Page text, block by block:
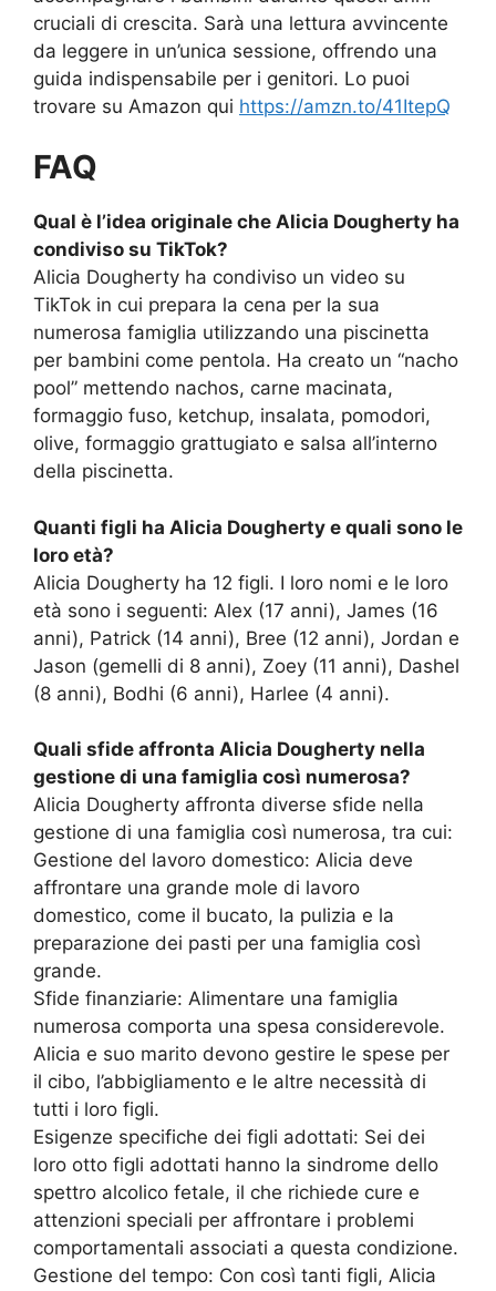
cruciali di crescita. Sarà una lettura avvincente
da leggere in un’unica sessione, offrendo una
guida indispensabile per i genitori. Lo puoi
trovare su Amazon qui https://amzn.to/41ItepQ
FAQ
Qual è l’idea originale che Alicia Dougherty ha
condiviso su TikTok?
Alicia Dougherty ha condiviso un video su
TikTok in cui prepara la cena per la sua
numerosa famiglia utilizzando una piscinetta
per bambini come pentola. Ha creato un “nacho
pool” mettendo nachos, carne macinata,
formaggio fuso, ketchup, insalata, pomodori,
olive, formaggio grattugiato e salsa all’interno
della piscinetta.
Quanti figli ha Alicia Dougherty e quali sono le
loro età?
Alicia Dougherty ha 12 figli. I loro nomi e le loro
età sono i seguenti: Alex (17 anni), James (16
anni), Patrick (14 anni), Bree (12 anni), Jordan e
Jason (gemelli di 8 anni), Zoey (11 anni), Dashel
(8 anni), Bodhi (6 anni), Harlee (4 anni).
Quali sfide affronta Alicia Dougherty nella
gestione di una famiglia così numerosa?
Alicia Dougherty affronta diverse sfide nella
gestione di una famiglia così numerosa, tra cui:
Gestione del lavoro domestico: Alicia deve
affrontare una grande mole di lavoro
domestico, come il bucato, la pulizia e la
preparazione dei pasti per una famiglia così
grande.
Sfide finanziarie: Alimentare una famiglia
numerosa comporta una spesa considerevole.
Alicia e suo marito devono gestire le spese per
il cibo, l’abbigliamento e le altre necessità di
tutti i loro figli.
Esigenze specifiche dei figli adottati: Sei dei
loro otto figli adottati hanno la sindrome dello
spettro alcolico fetale, il che richiede cure e
attenzioni speciali per affrontare i problemi
comportamentali associati a questa condizione.
Gestione del tempo: Con così tanti figli, Alicia